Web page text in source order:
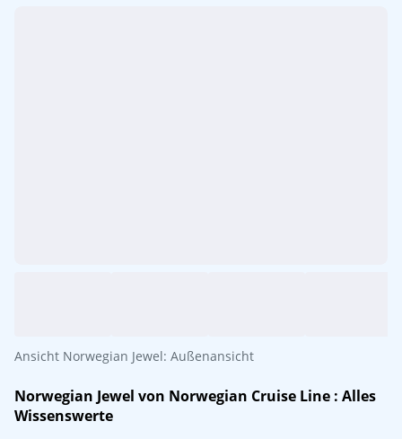
Ansicht Norwegian Jewel: Außenansicht
Norwegian Jewel von Norwegian Cruise Line : Alles
Wissenswerte